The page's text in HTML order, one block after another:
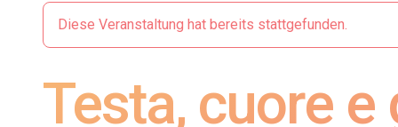
Diese Veranstaltung hat bereits stattgefunden.
Testa, cuore e